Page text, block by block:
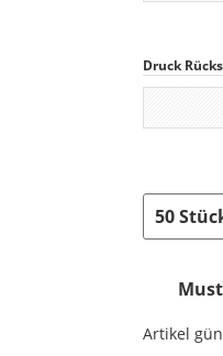
Druck
Artikel